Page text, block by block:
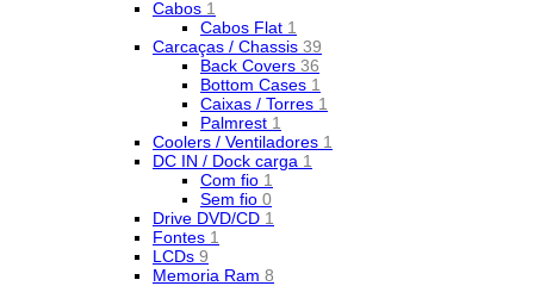
Cabos 1
Cabos Flat 1
Carcaças / Chassis 39
Back Covers 36
Bottom Cases 1
Caixas / Torres 1
Palmrest 1
Coolers / Ventiladores 1
DC IN / Dock carga 1
Com fio 1
Sem fio 0
Drive DVD/CD 1
Fontes 1
LCDs 9
Memoria Ram 8